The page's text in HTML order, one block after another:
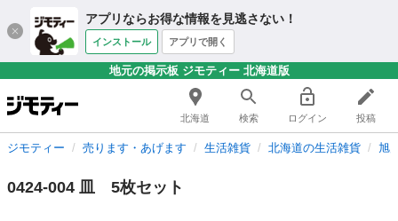
アプリならお得な情報を見逃さない！
インストール アプリで開く
地元の掲示板 ジモティー 北海道版
北海道 検索 ログイン 投稿
ジモティー 売ります・あげます 生活雑貨 北海道の生活雑貨 旭
0424-004 皿 5枚セット